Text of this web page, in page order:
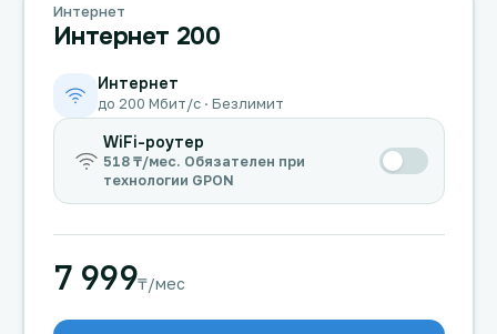
Интернет
Интернет 200
Интернет
до 200 Мбит/с · Безлимит
WiFi-роутер
518 ₸/мес. Обязателен при
технологии GPON
7 999₸/мес